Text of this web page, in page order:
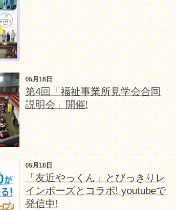
05月18日
第4回「福祉事業所見学会合同
説明会」開催!
05月18日
「友近やっくん」とびっきりレ
インボーズとコラボ! youtubeで
発信中!